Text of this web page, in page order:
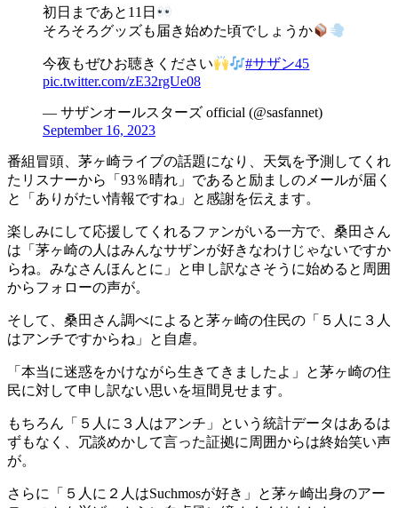
初日まであと11日
そろそろグッズも届き始めた頃でしょうか
今夜もぜひお聴きください
#サザン45
pic.twitter.com/zE32rgUe08
— サザンオールスターズ official (@sasfannet)
September 16, 2023
番組冒頭、茅ヶ崎ライブの話題になり、天気を予測してくれ
たリスナーから「93％晴れ」であると励ましのメールが届く
と「ありがたい情報ですね」と感謝を伝えます。
楽しみにして応援してくれるファンがいる一方で、桑田さん
は「茅ヶ崎の人はみんなサザンが好きなわけじゃないですか
らね。みなさんほんとに」と申し訳なさそうに始めると周囲
からフォローの声が。
そして、桑田さん調べによると茅ヶ崎の住民の「５人に３人
はアンチですからね」と自虐。
「本当に迷惑をかけながら生きてきましたよ」と茅ヶ崎の住
民に対して申し訳ない思いを垣間見せます。
もちろん「５人に３人はアンチ」という統計データはあるは
ずもなく、冗談めかして言った証拠に周囲からは終始笑い声
が。
さらに「５人に２人はSuchmosが好き」と茅ヶ崎出身のアー